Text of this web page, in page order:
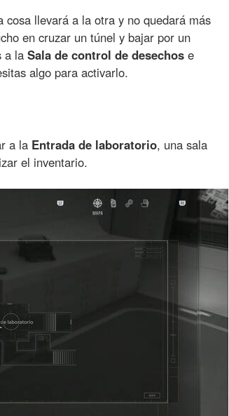
llevará a la otra y no quedará más
en cruzar un túnel y bajar por un
a la Sala de control de desechos e
algo para activarlo.
a la Entrada de laboratorio, una sala
el inventario.